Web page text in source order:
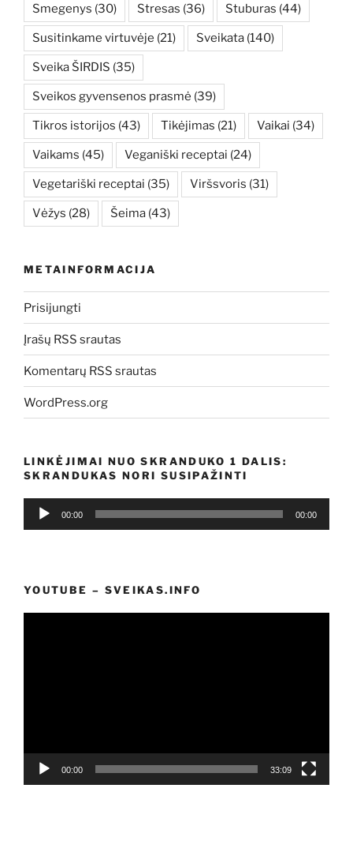
Smegenys (30) Stresas (36) Stuburas (44)
Susitinkame virtuvėje (21) Sveikata (140)
Sveika ŠIRDIS (35)
Sveikos gyvensenos prasmė (39)
Tikros istorijos (43) Tikėjimas (21) Vaikai (34)
Vaikams (45) Veganiški receptai (24)
Vegetariški receptai (35) Viršsvoris (31)
Vėžys (28) Šeima (43)
METAINFORMACIJA
Prisijungti
Įrašų RSS srautas
Komentarų RSS srautas
WordPress.org
LINKĖJIMAI NUO SKRANDUKO 1 DALIS:
SKRANDUKAS NORI SUSIPAŽINTI
Audio
00:00 00:00
YOUTUBE – SVEIKAS.INFO
00:00 33:09